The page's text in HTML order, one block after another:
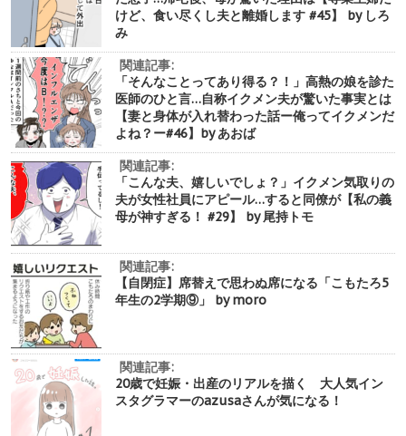
けど、食い尽くし夫と離婚します #45】 by しろ
み
関連記事:
「そんなことってあり得る？！」高熱の娘を診た
医師のひと言…自称イクメン夫が驚いた事実とは
【妻と身体が入れ替わった話ー俺ってイクメンだ
よね？ー#46】by あおば
関連記事:
「こんな夫、嬉しいでしょ？」イクメン気取りの
夫が女性社員にアピール…すると同僚が【私の義
母が神すぎる！ #29】 by 尾持トモ
関連記事:
【自閉症】席替えで思わぬ席になる「こもたろ5
年生の2学期⑨」 by moro
関連記事:
20歳で妊娠・出産のリアルを描く 大人気イン
スタグラマーのazusaさんが気になる！